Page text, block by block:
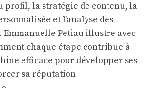
profil, la stratégie de contenu, la
et l’analyse des
Emmanuelle Petiau illustre avec
chaque étape contribue à
efficace pour développer ses
sa réputation